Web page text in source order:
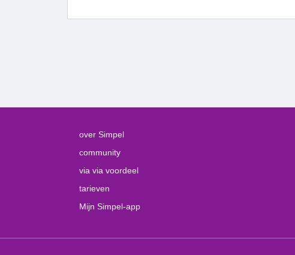
over Simpel
community
via via voordeel
tarieven
Mijn Simpel-app